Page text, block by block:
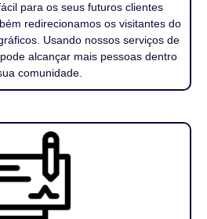
para os seus futuros clientes
redirecionamos os visitantes do
Usando nossos serviços de
alcançar mais pessoas dentro
comunidade.